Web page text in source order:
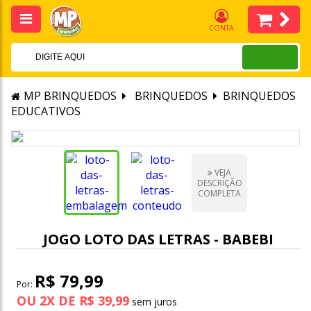
CONTA
MP BRINQUEDOS BRINQUEDOS
BRINQUEDOS
EDUCATIVOS
VEJA
DESCRIÇÃO
COMPLETA
JOGO LOTO DAS LETRAS - BABEBI
Por: R$ 79,99
OU 2X DE R$ 39,99